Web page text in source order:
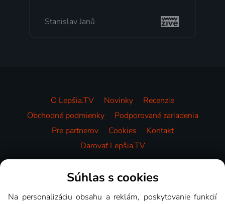
Stanislav Janů
O Lepšia.TV Novinky
Recenzie
Obchodné podmienky
Podporované zariadenia
Pre partnerov
Cookies
Kontakt
Darovať Lepšia.TV
Videotéka
Súhlas s cookies
Na personalizáciu obsahu a reklám, poskytovanie funkcií